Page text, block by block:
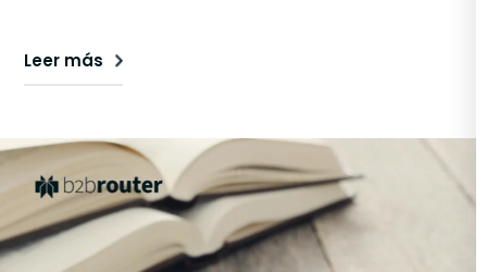
Leer más